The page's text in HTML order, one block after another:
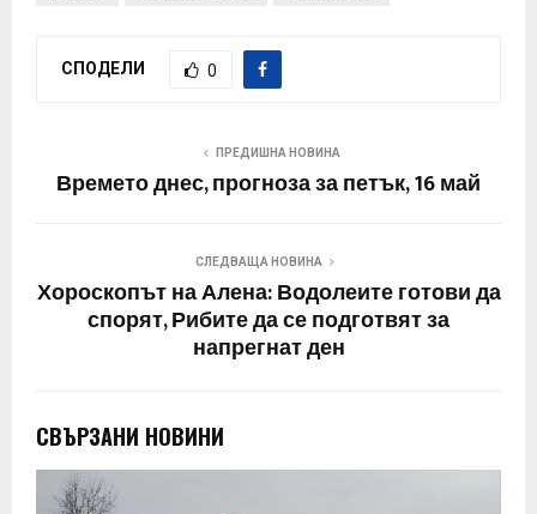
СПОДЕЛИ 0
ПРЕДИШНА НОВИНА
Времето днес, прогноза за петък, 16 май
СЛЕДВАЩА НОВИНА
Хороскопът на Алена: Водолеите готови да
спорят, Рибите да се подготвят за
напрегнат ден
СВЪРЗАНИ НОВИНИ